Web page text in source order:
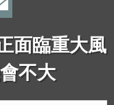
面臨重大風
不大